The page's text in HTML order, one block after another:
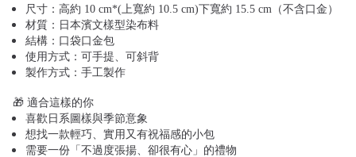
尺寸：高約 10 cm*(上寬約 10.5 cm)下寬約 15.5 cm（不含口金）
材質：日本濱文樣型染布料
結構：口袋口金包
使用方式：可手提、可斜背
製作方式：手工製作
🎁 適合這樣的你
喜歡日系圖樣與季節意象
想找一款輕巧、實用又有祝福感的小包
需要一份「不過度張揚、卻很有心」的禮物